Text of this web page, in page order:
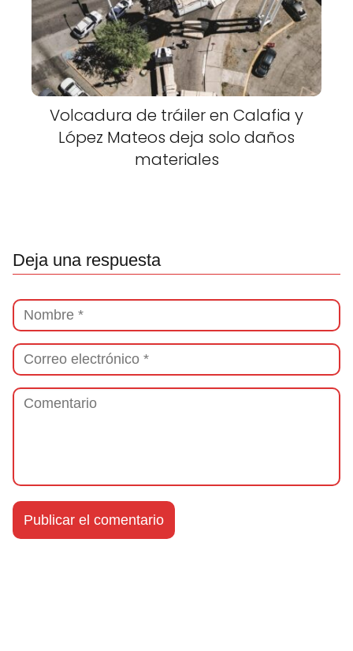
Volcadura de tráiler en Calafia y
López Mateos deja solo daños
materiales
Deja una respuesta